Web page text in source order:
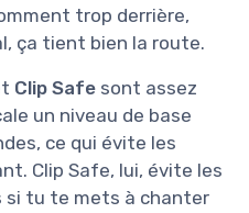
trop derrière,
ça tient bien la route.
Clip Safe sont assez
un niveau de base
ce qui évite les
Clip Safe, lui, évite les
si tu te mets à chanter